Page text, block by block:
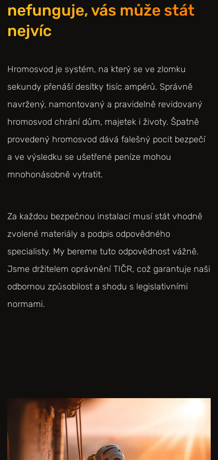
nefunguje, vás může stát
nejvíc
Hromosvod je systém, na který se ve zlomku
sekundy přenáší desítky tisíc ampérů. Správně
navržený, namontovaný a pravidelně revidovaný
hromosvod chrání dům, majetek i životy. Špatně
provedený hromosvod dává falešný pocit bezpečí
a ve výsledku se ušetřené peníze mohou
mnohonásobně vytratit.
Za každou bezpečnou instalací musí stát vhodně
zvolené materiály a podpis odpovědného
specialisty. My bereme tuto odpovědnost vážně.
Jsme držitelem oprávnění TIČR, což garantuje naši
odbornou způsobilost a shodu s legislativními
normami.